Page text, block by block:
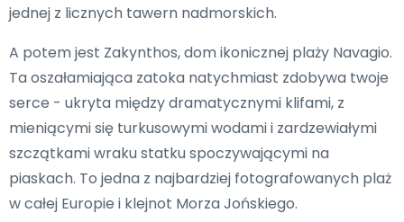
jednej z licznych tawern nadmorskich.
A potem jest Zakynthos, dom ikonicznej plaży Navagio.
Ta oszałamiająca zatoka natychmiast zdobywa twoje
serce - ukryta między dramatycznymi klifami, z
mieniącymi się turkusowymi wodami i zardzewiałymi
szczątkami wraku statku spoczywającymi na
piaskach. To jedna z najbardziej fotografowanych plaż
w całej Europie i klejnot Morza Jońskiego.